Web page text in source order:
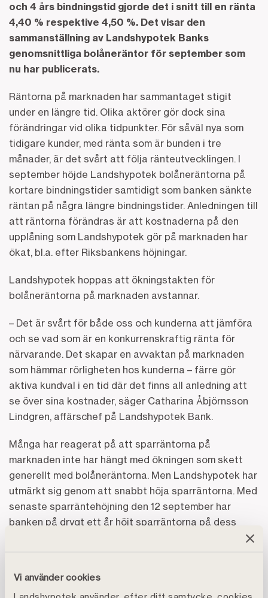
Vi använder cookies
och 4 års bindningstid gjorde det i snitt till en ränta
4,40 % respektive 4,50 %. Det visar den
sammanställning av Landshypotek Banks
genomsnittliga bolåneräntor för september som
nu har publicerats.
Räntorna på marknaden har sammantaget stigit
under en längre tid. Olika aktörer gör dock sina
förändringar vid olika tidpunkter. För såväl nya som
tidigare kunder, med ränta som är bunden i tre
månader, är det svårt att följa ränteutvecklingen. I
september höjde Landshypotek bolåneräntorna på
kortare bindningstider samtidigt som banken sänkte
räntan på några längre bindningstider. Anledningen till
att räntorna förändras är att kostnaderna på den
upplåning som Landshypotek gör på marknaden har
ökat, bl.a. efter Riksbankens höjningar.
Landshypotek hoppas att ökningstakten för
bolåneräntorna på marknaden avstannar.
– Det är svårt för både oss och kunderna att jämföra
och se vad som är en konkurrenskraftig ränta för
närvarande. Det skapar en avvaktan på marknaden
som hämmar rörligheten hos kunderna – färre gör
aktiva kundval i en tid där det finns all anledning att
se över sina kostnader, säger Catharina Åbjörnsson
Lindgren, affärschef på Landshypotek Bank.
Många har reagerat på att sparräntorna på
marknaden inte har hängt med ökningen som skett
generellt med bolåneräntorna. Men Landshypotek har
utmärkt sig genom att snabbt höja sparräntorna. Med
senaste sparräntehöjning den 12 september har
banken på drygt ett år höjt sparräntorna på dess
hushållens vardagsekonomi höjs rösterna för att